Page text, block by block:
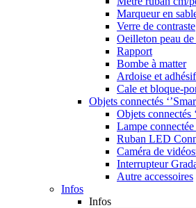
Marqueur en
Verre de contraste
Oeilleton peau
Rapport
Bombe à matter
Ardoise et
Cale et bloque-
Objets connectés
Objets connectés
Lampe
Ruban LED
Caméra de
Interrupteur
Autre accessoires
Infos
Infos